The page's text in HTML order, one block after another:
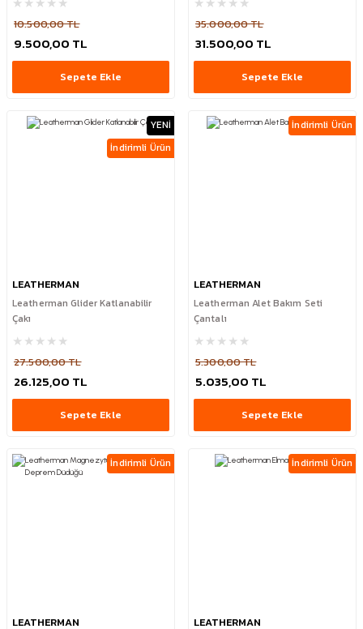
10.500,00 TL
9.500,00 TL
Sepete Ekle
35.000,00 TL
31.500,00 TL
Sepete Ekle
YENİ
İndirimli Ürün
LEATHERMAN
Leatherman Glider Katlanabilir
Çakı
27.500,00 TL
26.125,00 TL
Sepete Ekle
İndirimli Ürün
LEATHERMAN
Leatherman Alet Bakım Seti
Çantalı
5.300,00 TL
5.035,00 TL
Sepete Ekle
İndirimli Ürün
LEATHERMAN
İndirimli Ürün
LEATHERMAN